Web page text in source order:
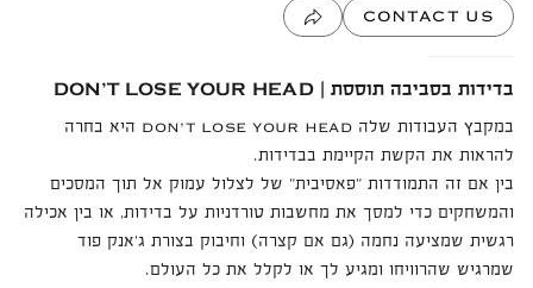
CONTACT US
בדידות בסביבה תוססת | DON’T LOSE YOUR HEAD
במקבץ העבודות שלה DON’T LOSE YOUR HEAD היא בחרה
להראות את הקשת הקיימת בבדידות.
בין אם זה התמודדות "פאסיבית" של לצלול עמוק אל תוך המסכים
והמשחקים כדי למסך את מחשבות טורדניות על בדידות, או בין אכילה
רגשית שמציעה נחמה (גם אם קצרה) וחיבוק בצורת ג’אנק פוד
שמרגיש שהרוויחו ומגיע לך או לקלל את כל העולם.